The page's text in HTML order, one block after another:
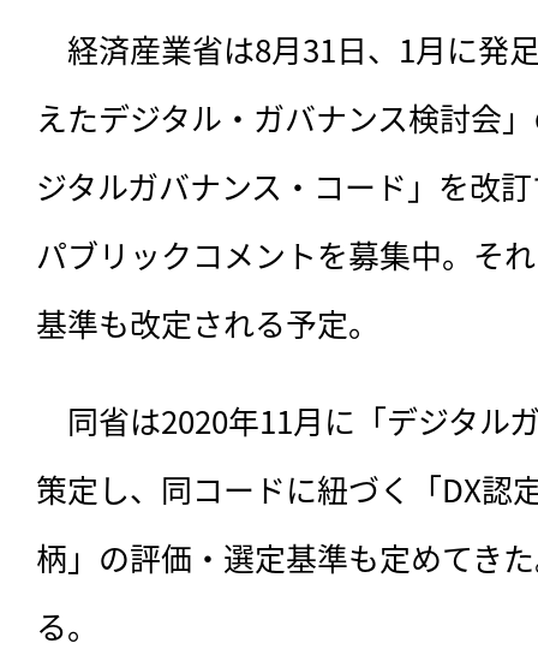
経済産業省は8月31日、1月に発
えたデジタル・ガバナンス検討会
ジタルガバナンス・コード」を改
パブリックコメントを募集中。そ
基準も改定される予定。
同省は2020年11月に「デジタル
策定し、同コードに紐づく「DX認
柄」の評価・選定基準も定めてき
る。